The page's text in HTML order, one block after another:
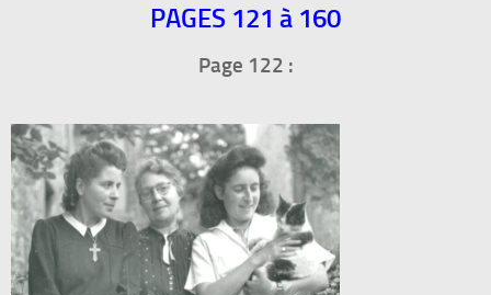
PAGES 121 à 160
Page 122 :